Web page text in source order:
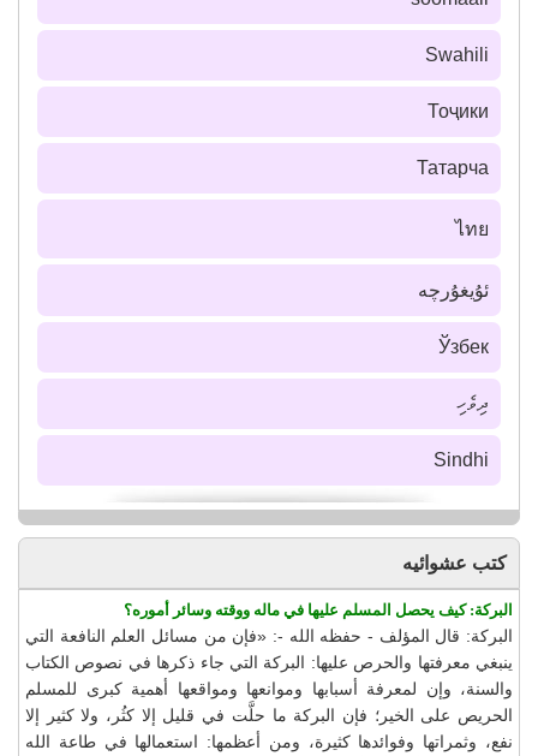
Swahili
Тоҷики
Татарча
ไทย
ئۇيغۇرچە
Ўзбек
ދިވެހި
Sindhi
كتب عشوائيه
البركة: كيف يحصل المسلم عليها في ماله ووقته وسائر أموره؟
البركة: قال المؤلف - حفظه الله -: «فإن من مسائل العلم النافعة التي
ينبغي معرفتها والحرص عليها: البركة التي جاء ذكرها في نصوص الكتاب
والسنة، وإن لمعرفة أسبابها وموانعها ومواقعها أهمية كبرى للمسلم
الحريص على الخير؛ فإن البركة ما حلَّت في قليل إلا كثُر، ولا كثير إلا
نفع، وثمراتها وفوائدها كثيرة، ومن أعظمها: استعمالها في طاعة الله